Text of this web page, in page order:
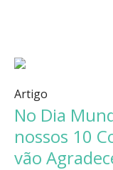
Artigo
No Dia
nossos 10
vão